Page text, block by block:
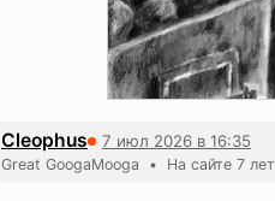
Cleophus 7 июл 2026 в 16:35
Great GoogaMooga • На сайте 7 лет